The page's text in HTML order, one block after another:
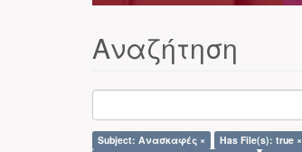
Αναζήτηση
Subject: Ανασκαφές × Has File(s): true ×